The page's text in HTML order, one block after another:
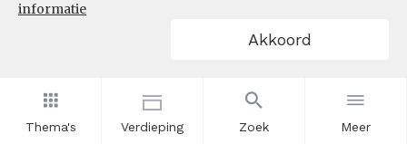
Thema's Verdieping Zoek Meer
informatie
Akkoord
VESTIGINGEN PER
GROOTTEKLASSE PER 10.000